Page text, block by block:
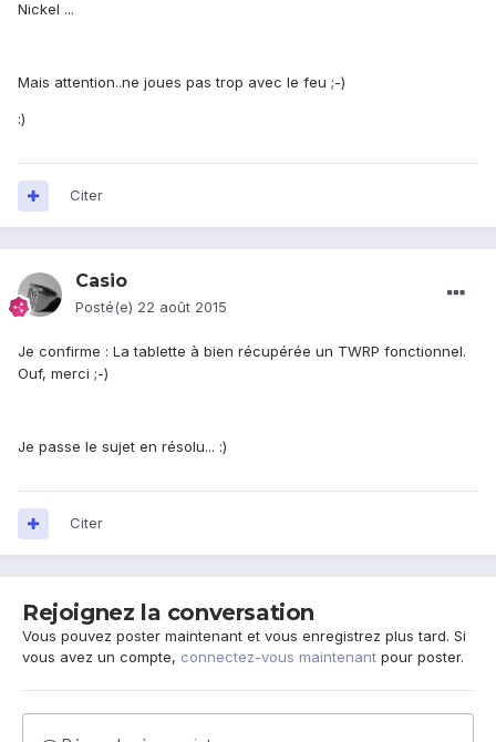
Nickel ...
Mais attention..ne joues pas trop avec le feu ;-)
:)
Citer
Casio
Posté(e) 22 août 2015
Je confirme : La tablette à bien récupérée un TWRP fonctionnel.
Ouf, merci ;-)
Je passe le sujet en résolu... :)
Citer
Rejoignez la conversation
Vous pouvez poster maintenant et vous enregistrez plus tard. Si
vous avez un compte, connectez-vous maintenant pour poster.